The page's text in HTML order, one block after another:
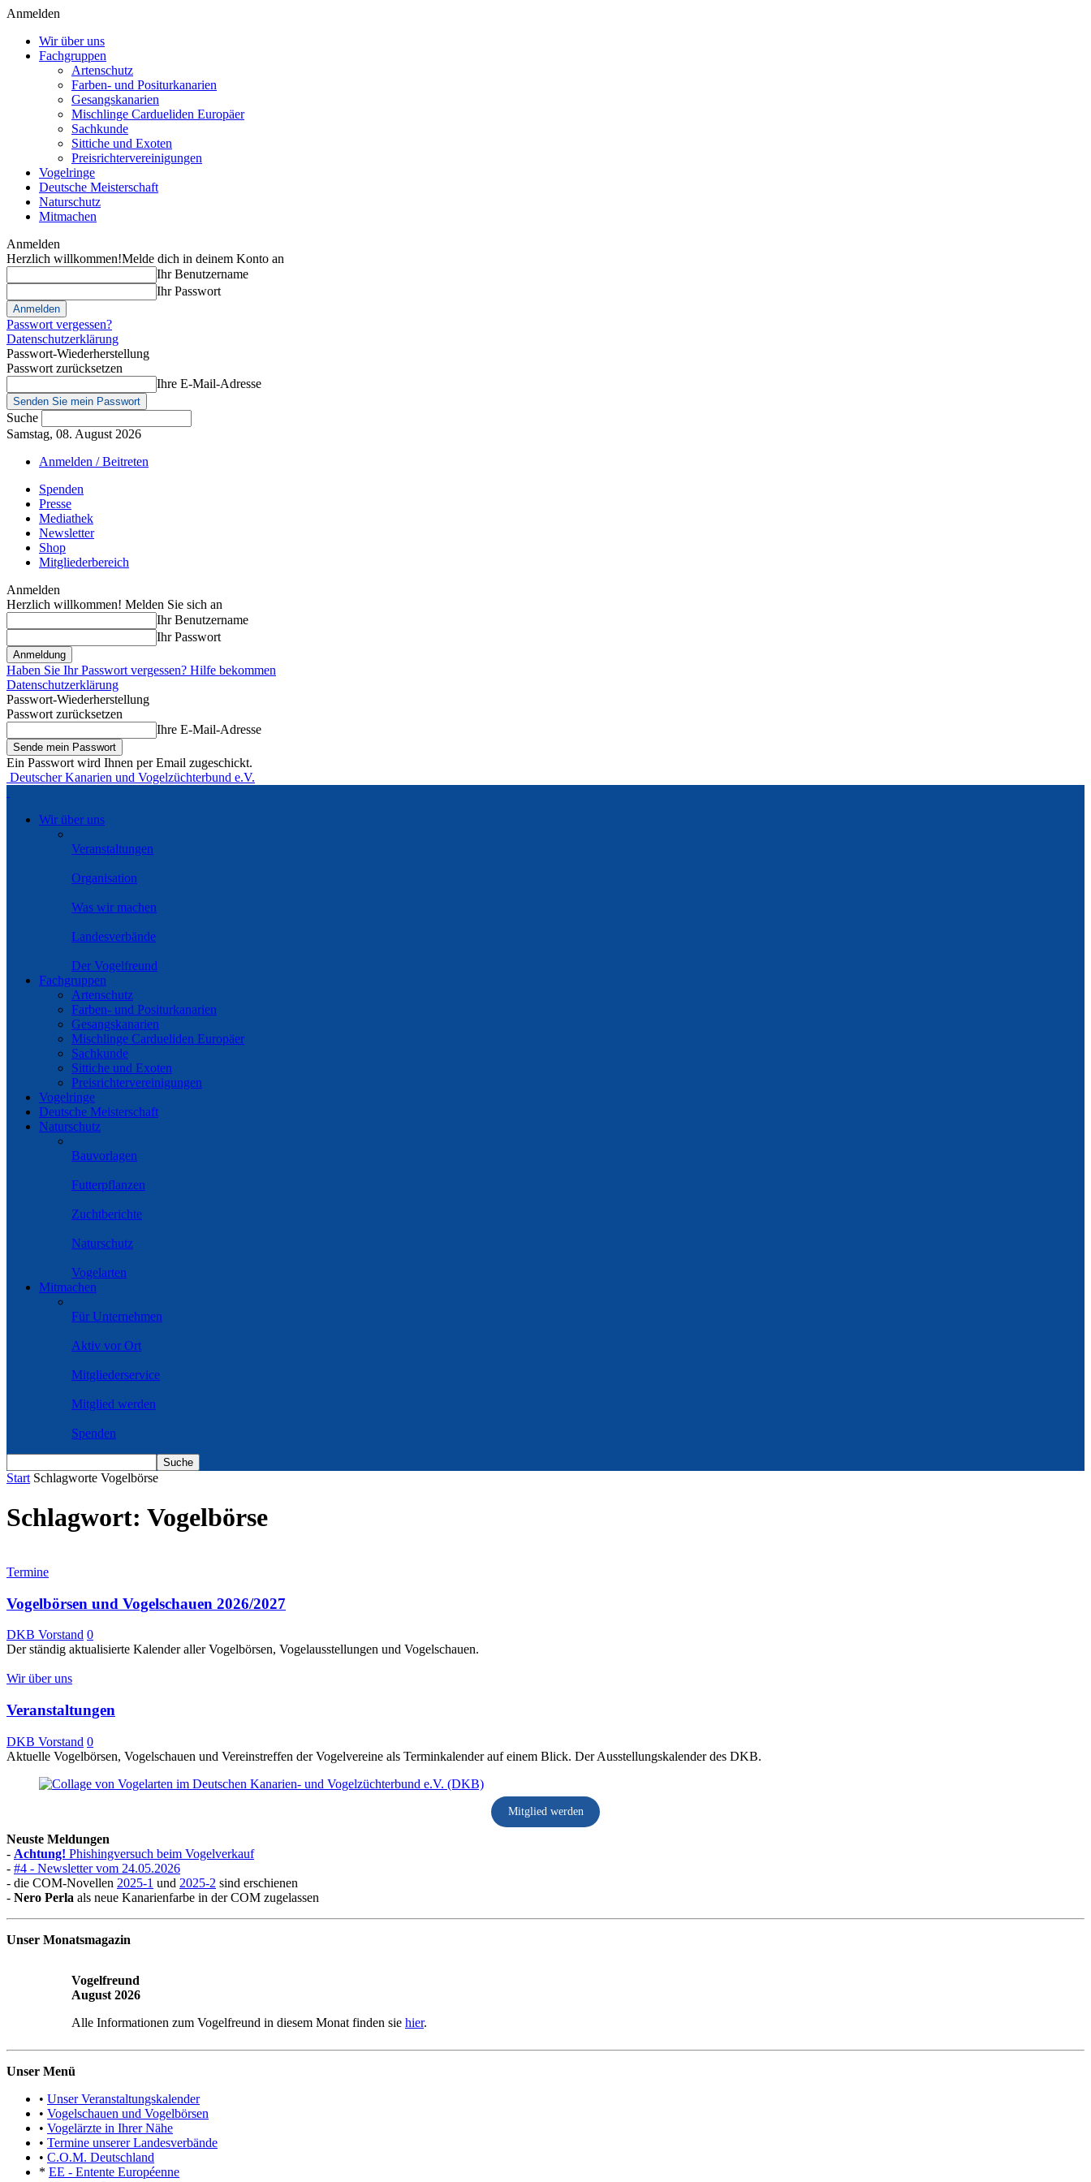
Anmelden
Wir über uns
Fachgruppen
Artenschutz
Farben- und Positurkanarien
Gesangskanarien
Mischlinge Cardueliden Europäer
Sachkunde
Sittiche und Exoten
Preisrichtervereinigungen
Vogelringe
Deutsche Meisterschaft
Naturschutz
Mitmachen
Anmelden
Herzlich willkommen!Melde dich in deinem Konto an
Ihr Benutzername
Ihr Passwort
Passwort vergessen?
Datenschutzerklärung
Passwort-Wiederherstellung
Passwort zurücksetzen
Ihre E-Mail-Adresse
Suche
Samstag, 08. August 2026
Anmelden / Beitreten
Spenden
Presse
Mediathek
Newsletter
Shop
Mitgliederbereich
Anmelden
Herzlich willkommen! Melden Sie sich an
Ihr Benutzername
Ihr Passwort
Haben Sie Ihr Passwort vergessen? Hilfe bekommen
Datenschutzerklärung
Passwort-Wiederherstellung
Passwort zurücksetzen
Ihre E-Mail-Adresse
Ein Passwort wird Ihnen per Email zugeschickt.
Deutscher Kanarien und Vogelzüchterbund e.V.
Wir über uns
Veranstaltungen
Organisation
Was wir machen
Landesverbände
Der Vogelfreund
Fachgruppen
Artenschutz
Farben- und Positurkanarien
Gesangskanarien
Mischlinge Cardueliden Europäer
Sachkunde
Sittiche und Exoten
Preisrichtervereinigungen
Vogelringe
Deutsche Meisterschaft
Naturschutz
Bauvorlagen
Futterpflanzen
Zuchtberichte
Naturschutz
Vogelarten
Mitmachen
Für Unternehmen
Aktiv vor Ort
Mitgliederservice
Mitglied werden
Spenden
Start Schlagworte Vogelbörse
Schlagwort: Vogelbörse
Termine
Vogelbörsen und Vogelschauen 2026/2027
DKB Vorstand 0
Der ständig aktualisierte Kalender aller Vogelbörsen, Vogelausstellungen und Vogelschauen.
Wir über uns
Veranstaltungen
DKB Vorstand 0
Aktuelle Vogelbörsen, Vogelschauen und Vereinstreffen der Vogelvereine als Terminkalender auf einem Blick. Der Ausstellungskalender des DKB.
Mitglied werden
Neuste Meldungen
- Achtung! Phishingversuch beim Vogelverkauf
- #4 - Newsletter vom 24.05.2026
- die COM-Novellen 2025-1 und 2025-2 sind erschienen
- Nero Perla als neue Kanarienfarbe in der COM zugelassen
Unser Monatsmagazin
Vogelfreund
August 2026
Alle Informationen zum Vogelfreund in diesem Monat finden sie hier.
Unser Menü
• Unser Veranstaltungskalender
• Vogelschauen und Vogelbörsen
• Vogelärzte in Ihrer Nähe
• Termine unserer Landesverbände
• C.O.M. Deutschland
* EE - Entente Européenne